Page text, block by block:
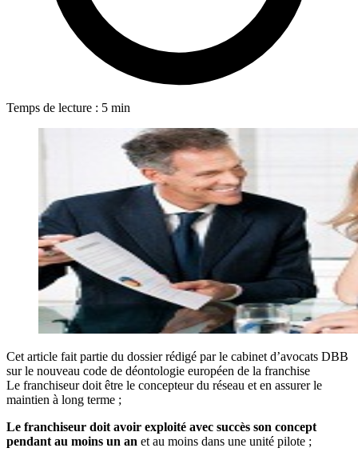
Temps de lecture : 5 min
Cet article fait partie du dossier rédigé par le cabinet d’avocats DBB
sur le nouveau code de déontologie européen de la franchise
Le franchiseur doit être le concepteur du réseau et en assurer le
maintien à long terme ;
Le franchiseur doit avoir exploité avec succès son concept
pendant au moins un an et au moins dans une unité pilote ;